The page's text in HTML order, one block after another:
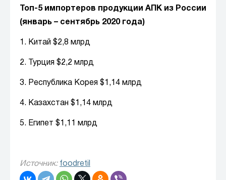
Топ-5 импортеров продукции АПК из России
(январь – сентябрь 2020 года)
1. Китай $2,8 млрд
2. Турция $2,2 млрд
3. Республика Корея $1,14 млрд
4. Казахстан $1,14 млрд
5. Египет $1,11 млрд
Источник: foodretil